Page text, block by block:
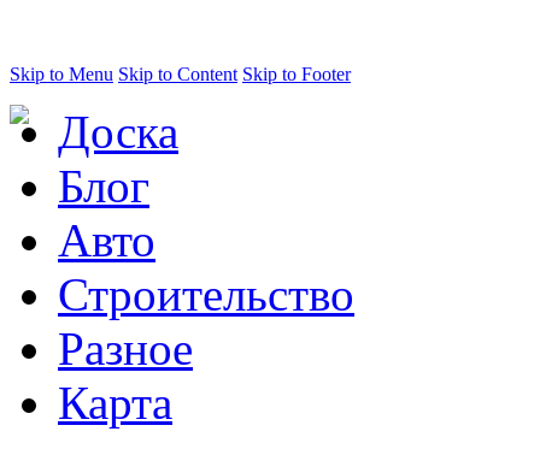
Skip to Menu Skip to Content Skip to Footer
Доска
Блог
Авто
Строительство
Разное
Карта